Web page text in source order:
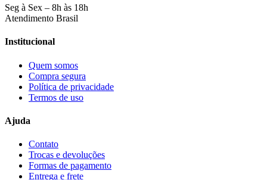
Seg à Sex – 8h às 18h
Atendimento Brasil
Institucional
Quem somos
Compra segura
Política de privacidade
Termos de uso
Ajuda
Contato
Trocas e devoluções
Formas de pagamento
Entrega e frete